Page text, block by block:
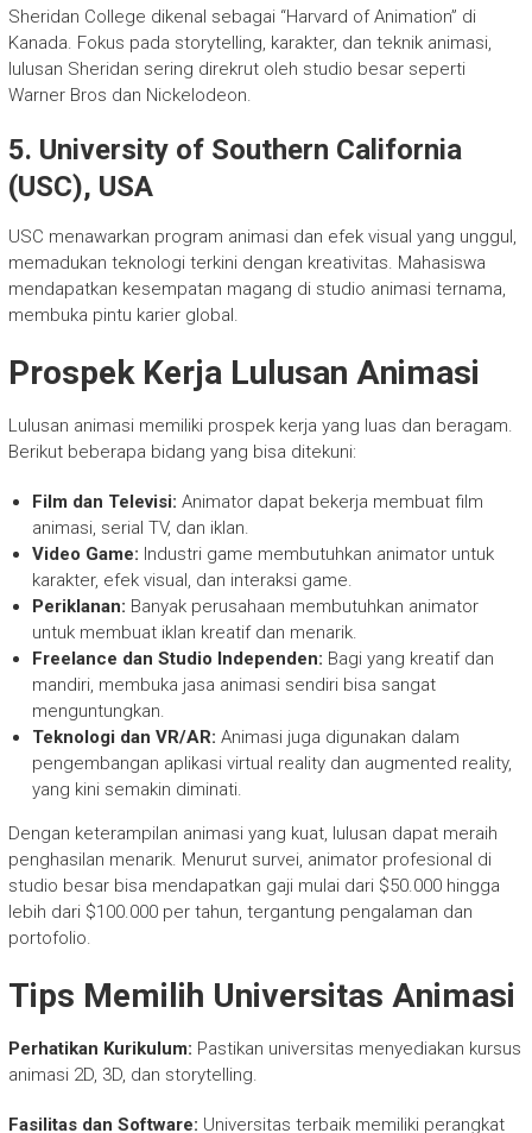
Sheridan College dikenal sebagai “Harvard of Animation” di
Kanada. Fokus pada storytelling, karakter, dan teknik animasi,
lulusan Sheridan sering direkrut oleh studio besar seperti
Warner Bros dan Nickelodeon.
5. University of Southern California
(USC), USA
USC menawarkan program animasi dan efek visual yang unggul,
memadukan teknologi terkini dengan kreativitas. Mahasiswa
mendapatkan kesempatan magang di studio animasi ternama,
membuka pintu karier global.
Prospek Kerja Lulusan Animasi
Lulusan animasi memiliki prospek kerja yang luas dan beragam.
Berikut beberapa bidang yang bisa ditekuni:
Film dan Televisi: Animator dapat bekerja membuat film
animasi, serial TV, dan iklan.
Video Game: Industri game membutuhkan animator untuk
karakter, efek visual, dan interaksi game.
Periklanan: Banyak perusahaan membutuhkan animator
untuk membuat iklan kreatif dan menarik.
Freelance dan Studio Independen: Bagi yang kreatif dan
mandiri, membuka jasa animasi sendiri bisa sangat
menguntungkan.
Teknologi dan VR/AR: Animasi juga digunakan dalam
pengembangan aplikasi virtual reality dan augmented reality,
yang kini semakin diminati.
Dengan keterampilan animasi yang kuat, lulusan dapat meraih
penghasilan menarik. Menurut survei, animator profesional di
studio besar bisa mendapatkan gaji mulai dari $50.000 hingga
lebih dari $100.000 per tahun, tergantung pengalaman dan
portofolio.
Tips Memilih Universitas Animasi
Perhatikan Kurikulum: Pastikan universitas menyediakan kursus
animasi 2D, 3D, dan storytelling.
Fasilitas dan Software: Universitas terbaik memiliki perangkat